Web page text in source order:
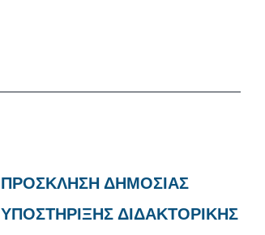
ΠΡΟΣΚΛΗΣΗ ΔΗΜΟΣΙΑΣ
ΥΠΟΣΤΗΡΙΞΗΣ ΔΙΔΑΚΤΟΡΙΚΗΣ